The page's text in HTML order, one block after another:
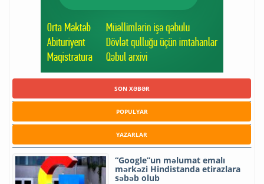
SON XƏBƏR
POPULYAR
YAZARLAR
“Google”un məlumat emalı
mərkəzi Hindistanda etirazlara
səbəb olub